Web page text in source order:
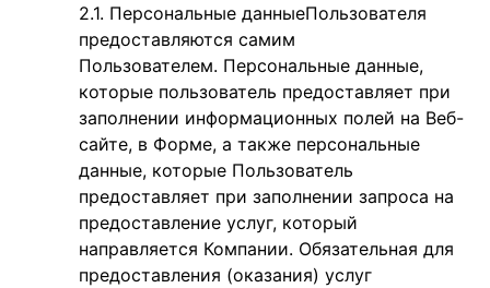
Персональные данныеПользователя
предоставляются самим
Пользователем. Персональные данные,
которые пользователь предоставляет при
заполнении информационных полей на Веб-
сайте, в Форме, а также персональные
данные, которые Пользователь
предоставляет при заполнении запроса на
предоставление услуг, который
направляется Компании. Обязательная для
предоставления (оказания) услуг